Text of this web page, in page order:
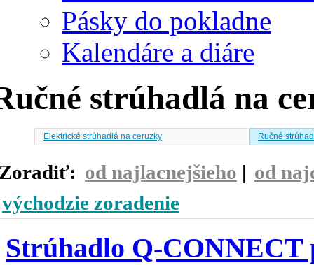
Pásky do pokladne
Kalendáre a diáre
strúhadlá na
Elektrické strúhadlá na ceruzky Ručné
od najlacnejšieho | od
východzie zoradenie
Strúhadlo Q-CONNECT